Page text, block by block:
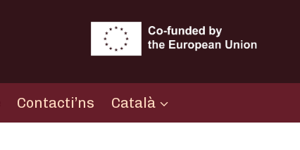
Contacti’ns Català